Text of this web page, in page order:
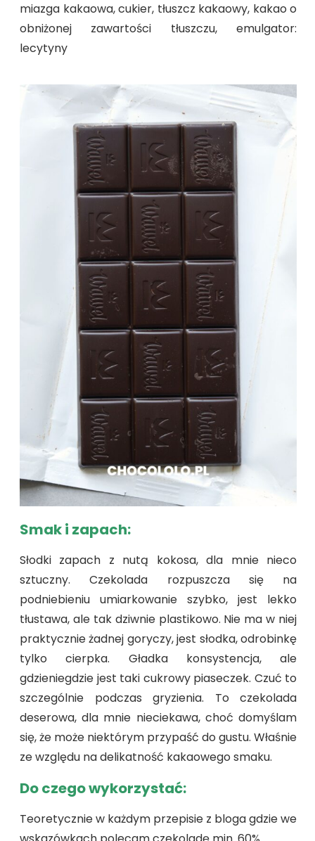
miazga kakaowa, cukier, tłuszcz kakaowy, kakao o
obniżonej zawartości tłuszczu, emulgator:
lecytyny
Smak i zapach:
Słodki zapach z nutą kokosa, dla mnie nieco
sztuczny. Czekolada rozpuszcza się na
podniebieniu umiarkowanie szybko, jest lekko
tłustawa, ale tak dziwnie plastikowo. Nie ma w niej
praktycznie żadnej goryczy, jest słodka, odrobinkę
tylko cierpka. Gładka konsystencja, ale
gdzieniegdzie jest taki cukrowy piaseczek. Czuć to
szczególnie podczas gryzienia. To czekolada
deserowa, dla mnie nieciekawa, choć domyślam
się, że może niektórym przypaść do gustu. Właśnie
ze względu na delikatność kakaowego smaku.
Do czego wykorzystać:
Teoretycznie w każdym przepisie z bloga gdzie we